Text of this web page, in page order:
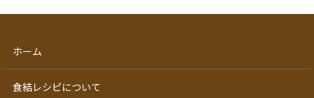
ホーム
食結レシピについて